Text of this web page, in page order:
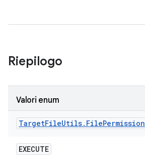
Riepilogo
Valori enum
TargetFileUtils. FilePermission
EXECUTE